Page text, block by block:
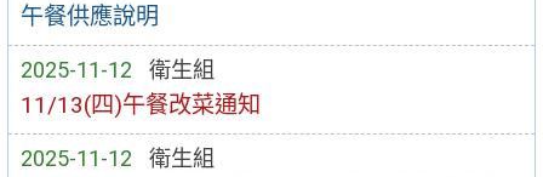
午餐供應說明
2025-11-12 衛生組
11/13(四)午餐改菜通知
2025-11-12 衛生組